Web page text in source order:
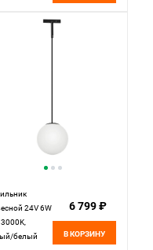
24V 6W
белый
6 799 ₽
В КОРЗИНУ